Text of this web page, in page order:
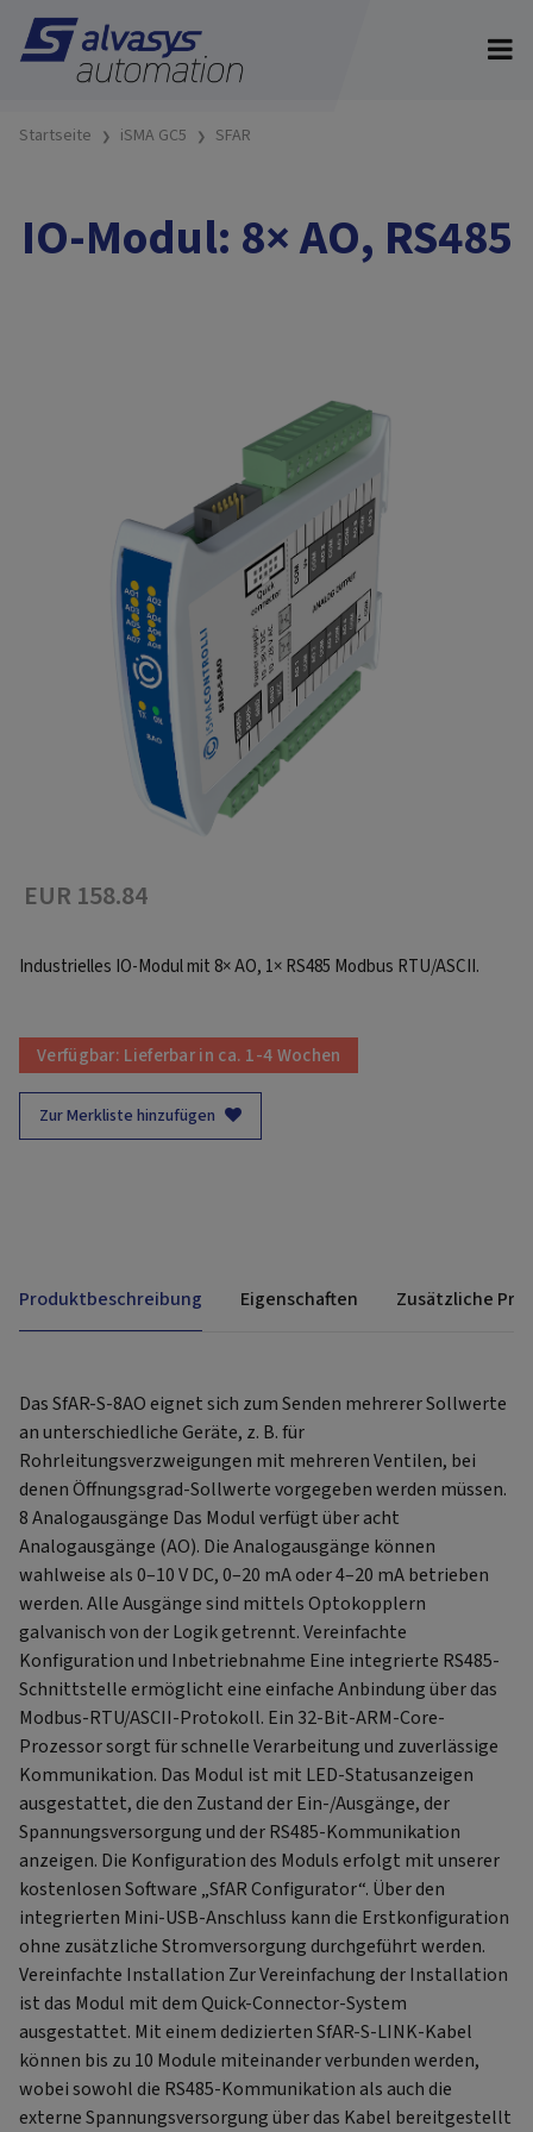
Startseite iSMA GC5 SFAR
IO-Modul: 8× AO, RS485
EUR 158.84
Industrielles IO-Modul mit 8× AO, 1× RS485 Modbus RTU/ASCII.
Verfügbar: Lieferbar in ca. 1-4 Wochen
Zur Merkliste hinzufügen
Produktbeschreibung Eigenschaften Zusätzliche
Das SfAR-S-8AO eignet sich zum Senden mehrerer Sollwerte
an unterschiedliche Geräte, z. B. für
Rohrleitungsverzweigungen mit mehreren Ventilen, bei
denen Öffnungsgrad-Sollwerte vorgegeben werden müssen.
8 Analogausgänge Das Modul verfügt über acht
Analogausgänge (AO). Die Analogausgänge können
wahlweise als 0–10 V DC, 0–20 mA oder 4–20 mA betrieben
werden. Alle Ausgänge sind mittels Optokopplern
galvanisch von der Logik getrennt. Vereinfachte
Konfiguration und Inbetriebnahme Eine integrierte RS485-
Schnittstelle ermöglicht eine einfache Anbindung über das
Modbus-RTU/ASCII-Protokoll. Ein 32-Bit-ARM-Core-
Prozessor sorgt für schnelle Verarbeitung und zuverlässige
Kommunikation. Das Modul ist mit LED-Statusanzeigen
ausgestattet, die den Zustand der Ein-/Ausgänge, der
Spannungsversorgung und der RS485-Kommunikation
anzeigen. Die Konfiguration des Moduls erfolgt mit unserer
kostenlosen Software „SfAR Configurator“. Über den
integrierten Mini-USB-Anschluss kann die Erstkonfiguration
ohne zusätzliche Stromversorgung durchgeführt werden.
Vereinfachte Installation Zur Vereinfachung der Installation
ist das Modul mit dem Quick-Connector-System
ausgestattet. Mit einem dedizierten SfAR-S-LINK-Kabel
können bis zu 10 Module miteinander verbunden werden,
wobei sowohl die RS485-Kommunikation als auch die
externe Spannungsversorgung über das Kabel bereitgestellt